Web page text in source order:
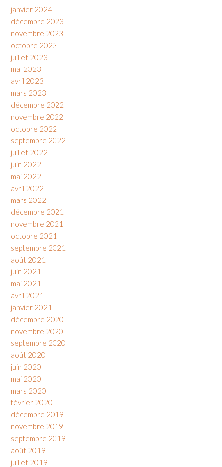
janvier 2024
décembre 2023
novembre 2023
octobre 2023
juillet 2023
mai 2023
avril 2023
mars 2023
décembre 2022
novembre 2022
octobre 2022
septembre 2022
juillet 2022
juin 2022
mai 2022
avril 2022
mars 2022
décembre 2021
novembre 2021
octobre 2021
septembre 2021
août 2021
juin 2021
mai 2021
avril 2021
janvier 2021
décembre 2020
novembre 2020
septembre 2020
août 2020
juin 2020
mai 2020
mars 2020
février 2020
décembre 2019
novembre 2019
septembre 2019
août 2019
juillet 2019